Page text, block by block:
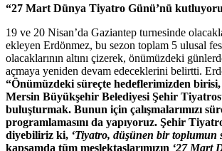
“27 Mart Dünya Tiyatro Günü’nü
19 ve 20 Nisan’da Gaziantep turnesinde
ekleyen Erdönmez, bu sezon toplam 5 ulusal
olacaklarının altını çizerek, önümüzdeki
açmaya yeniden devam edeceklerini belirtti.
“Önümüzdeki süreçte hedeflerimizden birisi,
Mersin Büyükşehir Belediyesi Şehir
buluşturmak. Bunun için çalışmalarımızı
programlamasını da yapıyoruz. Şehir
diyebiliriz ki, ‘Tiyatro, düşünen bir toplumun
kapsamda tüm meslektaşlarımızın ‘27 Mart